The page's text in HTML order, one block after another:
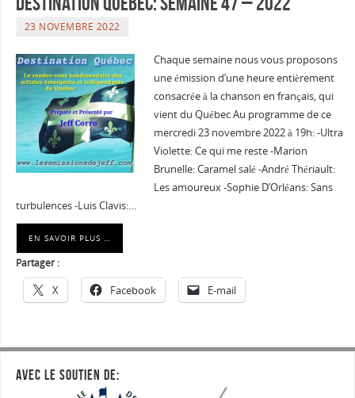
23 NOVEMBRE 2022
Chaque semaine nous vous proposons
une émission d’une heure entièrement
consacrée à la chanson en français, qui
vient du Québec Au programme de ce
mercredi 23 novembre 2022 à 19h: -Ultra
Violette: Ce qui me reste -Marion
Brunelle: Caramel salé -André Thériault:
Les amoureux -Sophie D’Orléans: Sans
turbulences -Luis Clavis:…
EN SAVOIR PLUS …
Partager :
X Facebook E-mail
AVEC LE SOUTIEN DE: